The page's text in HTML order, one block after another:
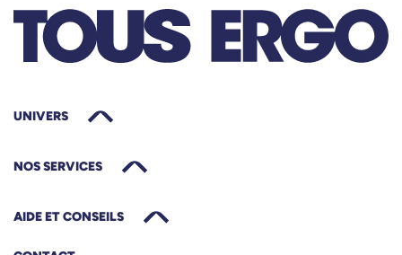
UNIVERS
NOS SERVICES
AIDE ET CONSEILS